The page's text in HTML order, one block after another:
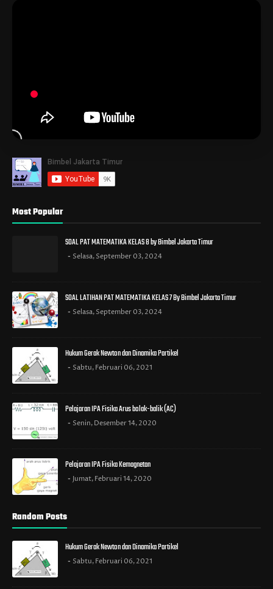
Most Popular
SOAL PAT MATEMATIKA KELAS 8 by Bimbel Jakarta Timur
Selasa, September 03, 2024
SOAL LATIHAN PAT MATEMATIKA KELAS 7 By Bimbel Jakarta Timur
Selasa, September 03, 2024
Hukum Gerak Newton dan Dinamika Partikel
Sabtu, Februari 06, 2021
Pelajaran IPA Fisika Arus bolak-balik (AC)
Senin, Desember 14, 2020
Pelajaran IPA Fisika Kemagnetan
Jumat, Februari 14, 2020
Random Posts
Hukum Gerak Newton dan Dinamika Partikel
Sabtu, Februari 06, 2021